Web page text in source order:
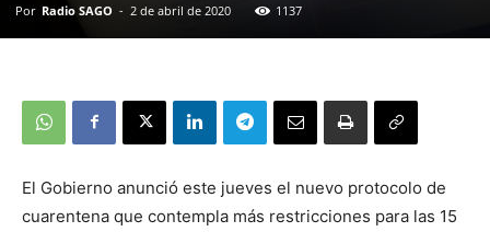
Por Radio SAGO - 2 de abril de 2020 1137
El Gobierno anunció este jueves el nuevo protocolo de
cuarentena que contempla más restricciones para las 15